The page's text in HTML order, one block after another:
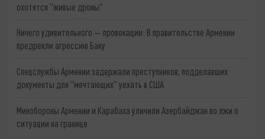
охотятся "живые дроны"
Ничего удивительного — провокации: В правительстве Армении
предрекли агрессию Баку
Спецслужбы Армении задержали преступников, подделавших
документы для "мечтающих" уехать в США
Минобороны Армении и Карабаха уличили Азербайджан во лжи о
ситуации на границе